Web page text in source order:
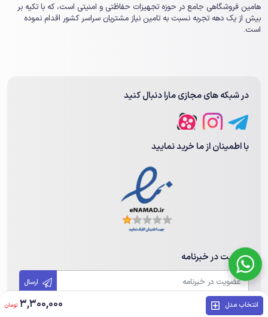
هامین فروشگاهی جامع در حوزه تجهیزات حفاظتی و امنیتی است، که با تکیه بر
بیش از یک ‏دهه تجربه نسبت به تامین نیاز مشتریان سراسر کشور اقدام نموده
است.
در شبکه های مجازی مارا دنبال کنید
با اطمینان از ما خرید نمایید
عضویت در خبرنامه
انتخاب مدل 3,300,000 تومان